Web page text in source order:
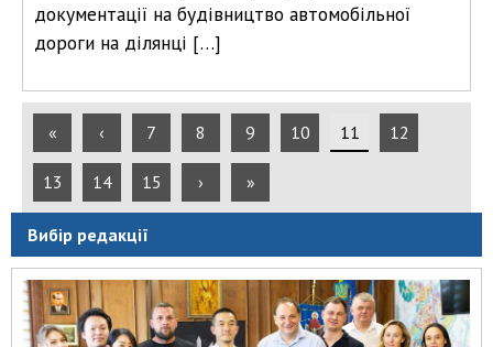
документації на будівництво автомобільної
дороги на ділянці […]
« ‹ 7 8 9 10 11 12
13 14 15 › »
Вибір редакції